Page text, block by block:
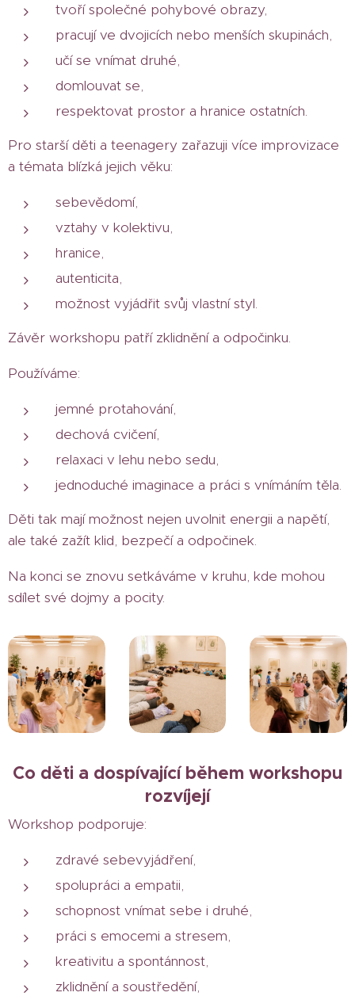
tvoří společné pohybové obrazy,
pracují ve dvojicích nebo menších skupinách,
učí se vnímat druhé,
domlouvat se,
respektovat prostor a hranice ostatních.
Pro starší děti a teenagery zařazuji více improvizace
a témata blízká jejich věku:
sebevědomí,
vztahy v kolektivu,
hranice,
autenticita,
možnost vyjádřit svůj vlastní styl.
Závěr workshopu patří zklidnění a odpočinku.
Používáme:
jemné protahování,
dechová cvičení,
relaxaci v lehu nebo sedu,
jednoduché imaginace a práci s vnímáním těla.
Děti tak mají možnost nejen uvolnit energii a napětí,
ale také zažít klid, bezpečí a odpočinek.
Na konci se znovu setkáváme v kruhu, kde mohou
sdílet své dojmy a pocity.
Co děti a dospívající během workshopu
rozvíjejí
Workshop podporuje:
zdravé sebevyjádření,
spolupráci a empatii,
schopnost vnímat sebe i druhé,
práci s emocemi a stresem,
kreativitu a spontánnost,
zklidnění a soustředění,